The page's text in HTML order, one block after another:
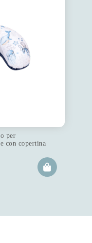
per
con copertina